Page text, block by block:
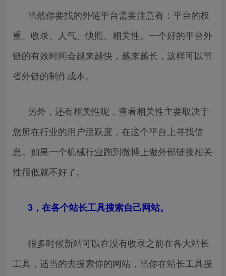
当然你要找的外链平台需要注意有：平台的权
重、收录、人气、快照、相关性。一个好的平台外
链的有效时间会越来越快，越来越长，这样可以节
省外链的制作成本。
另外，还有相关性呢，查看相关性主要取决于
您所在行业的用户活跃度，在这个平台上寻找信
息。如果一个机械行业跑到微博上做外部链接相关
性很低就不好了。
3，在各个站长工具搜索自己网站。
很多时候新站可以在没有收录之前在各大站长
工具，适当的去搜索你的网站，当你在站长工具搜